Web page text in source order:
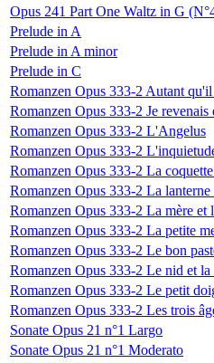
Opus 241 Part One Waltz in G
Prelude in A
Prelude in A minor
Prelude in C
Romanzen Opus 333-2 Autant
Romanzen Opus 333-2 Je
Romanzen Opus 333-2 L'Angelus
Romanzen Opus 333-2
Romanzen Opus 333-2 La
Romanzen Opus 333-2 La lanterne
Romanzen Opus 333-2 La mère et
Romanzen Opus 333-2 La petite
Romanzen Opus 333-2 Le bon
Romanzen Opus 333-2 Le nid et la
Romanzen Opus 333-2 Le petit
Romanzen Opus 333-2 Les trois
Sonate Opus 21 n°1 Largo
Sonate Opus 21 n°1 Moderato